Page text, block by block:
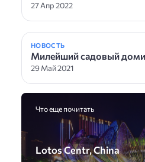
27 Апр 2022
НОВОСТЬ
Милейший садовый
29 Май 2021
Что еще почитать
Lotos Centr, China